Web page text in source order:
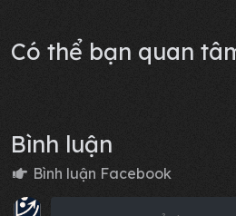
Có thể bạn quan
Bình luận
Bình luận Facebook